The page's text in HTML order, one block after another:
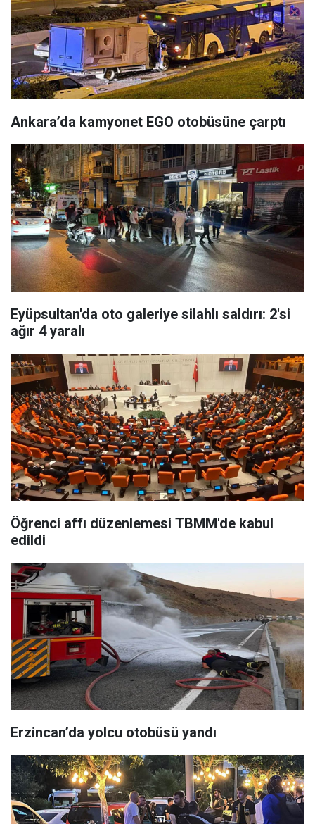
Ankara’da kamyonet EGO otobüsüne çarptı
Eyüpsultan'da oto galeriye silahlı saldırı: 2'si
ağır 4 yaralı
Öğrenci affı düzenlemesi TBMM'de kabul
edildi
Erzincan’da yolcu otobüsü yandı